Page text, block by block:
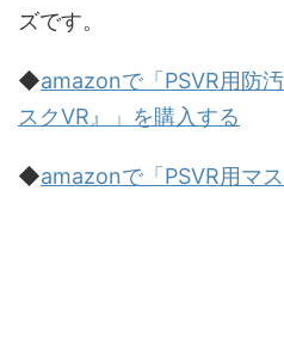
ズです。
◆amazonで「PSVR用防
スクVR』」を購入する
◆amazonで「PSVR用マ